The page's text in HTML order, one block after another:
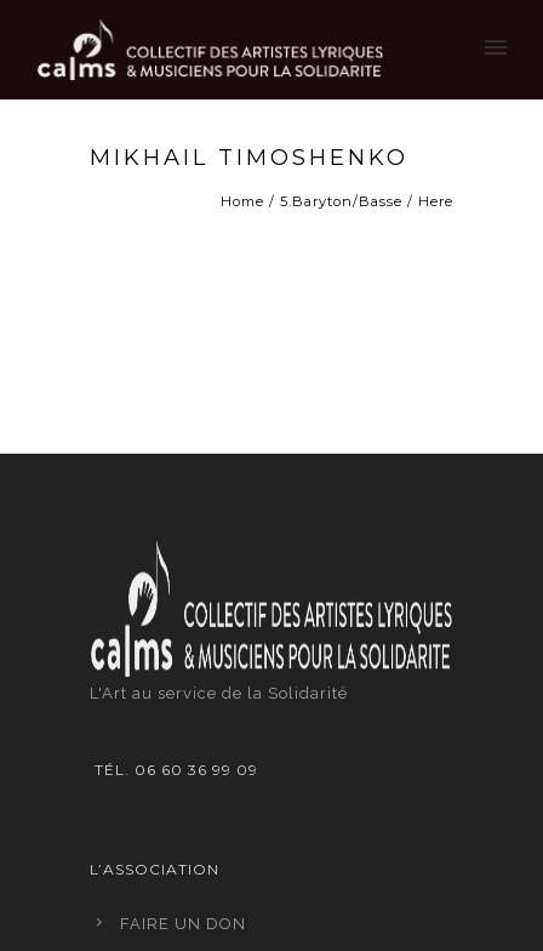
MIKHAIL TIMOSHENKO
Home / 5.Baryton/Basse / Here
L'Art au service de la Solidarité
TÉL. 06 60 36 99 09
L’ASSOCIATION
FAIRE UN DON